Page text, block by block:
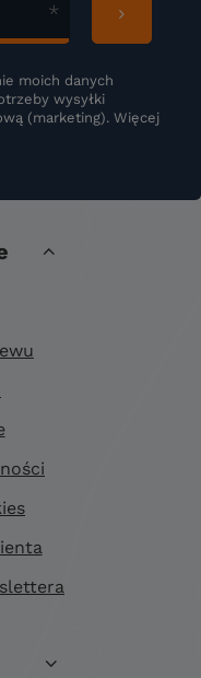
moich danych
wysyłki
(marketing). Więcej